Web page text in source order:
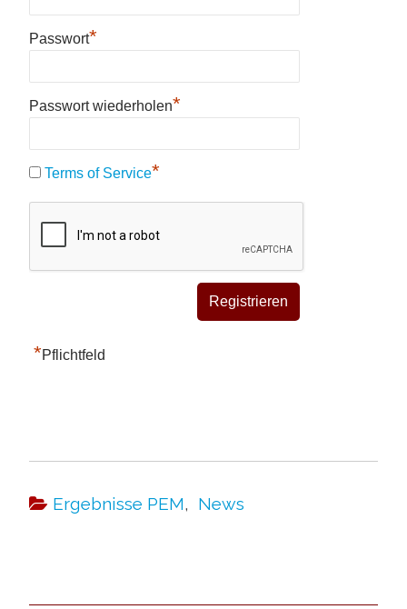
Passwort*
Passwort wiederholen*
Terms of Service*
*Pflichtfeld
Ergebnisse PEM, News